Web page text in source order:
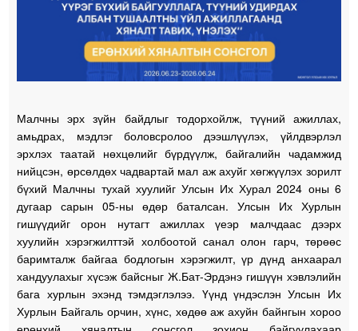
Малчны эрх зүйн байдлыг тодорхойлж, түүний ажиллах,
амьдрах, мэдлэг боловсролоо дээшлүүлэх, үйлдвэрлэл
эрхлэх таатай нөхцөлийг бүрдүүлж, байгалийн чадамжид
нийцсэн, өрсөлдөх чадвартай мал аж ахуйг хөгжүүлэх зорилт
бүхий Малчны тухай хуулийг Улсын Их Хурал 2024 оны 6
дугаар сарын 05-ны өдөр баталсан. Улсын Их Хурлын
гишүүдийг орон нутагт ажиллах үеэр малчдаас дээрх
хуулийн хэрэгжилттэй холбоотой санал олон гарч, төрөөс
баримталж байгаа бодлогын хэрэгжилт, үр дүнд анхаарал
хандуулахыг хүсэж байсныг Ж.Бат-Эрдэнэ гишүүн хэвлэлийн
бага хурлын эхэнд тэмдэглэлээ. Үүнд үндэслэн Улсын Их
Хурлын Байгаль орчин, хүнс, хөдөө аж ахуйн байнгын хороо